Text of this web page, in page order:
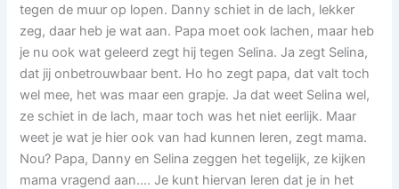
tegen de muur op lopen. Danny schiet in de lach, lekker
zeg, daar heb je wat aan. Papa moet ook lachen, maar heb
je nu ook wat geleerd zegt hij tegen Selina. Ja zegt Selina,
dat jij onbetrouwbaar bent. Ho ho zegt papa, dat valt toch
wel mee, het was maar een grapje. Ja dat weet Selina wel,
ze schiet in de lach, maar toch was het niet eerlijk. Maar
weet je wat je hier ook van had kunnen leren, zegt mama.
Nou? Papa, Danny en Selina zeggen het tegelijk, ze kijken
mama vragend aan…. Je kunt hiervan leren dat je in het